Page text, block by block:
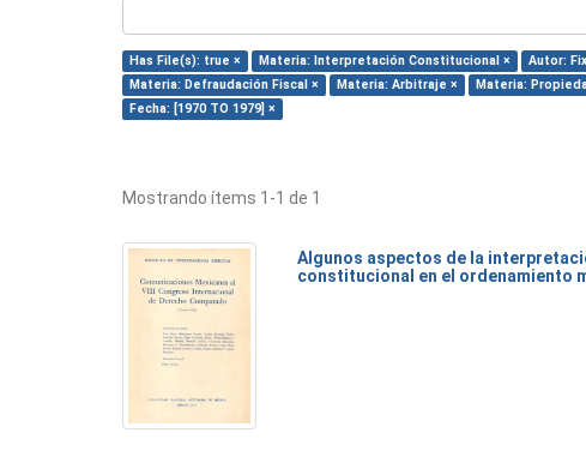
Has File(s): true × Materia: Interpretación Constitucional × Autor:
Materia: Defraudación Fiscal ×
Materia: Arbitraje × Materia:
Fecha: [1970 TO 1979] ×
Mostrando ítems 1-1 de 1
Algunos aspectos de la
constitucional en el ordenamiento